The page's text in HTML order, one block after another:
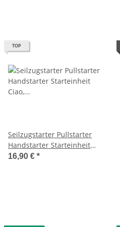
TOP
Seilzugstarter Pullstarter
Handstarter Starteinheit
Ciao, Bravo, Vespa SI
16,90 € *